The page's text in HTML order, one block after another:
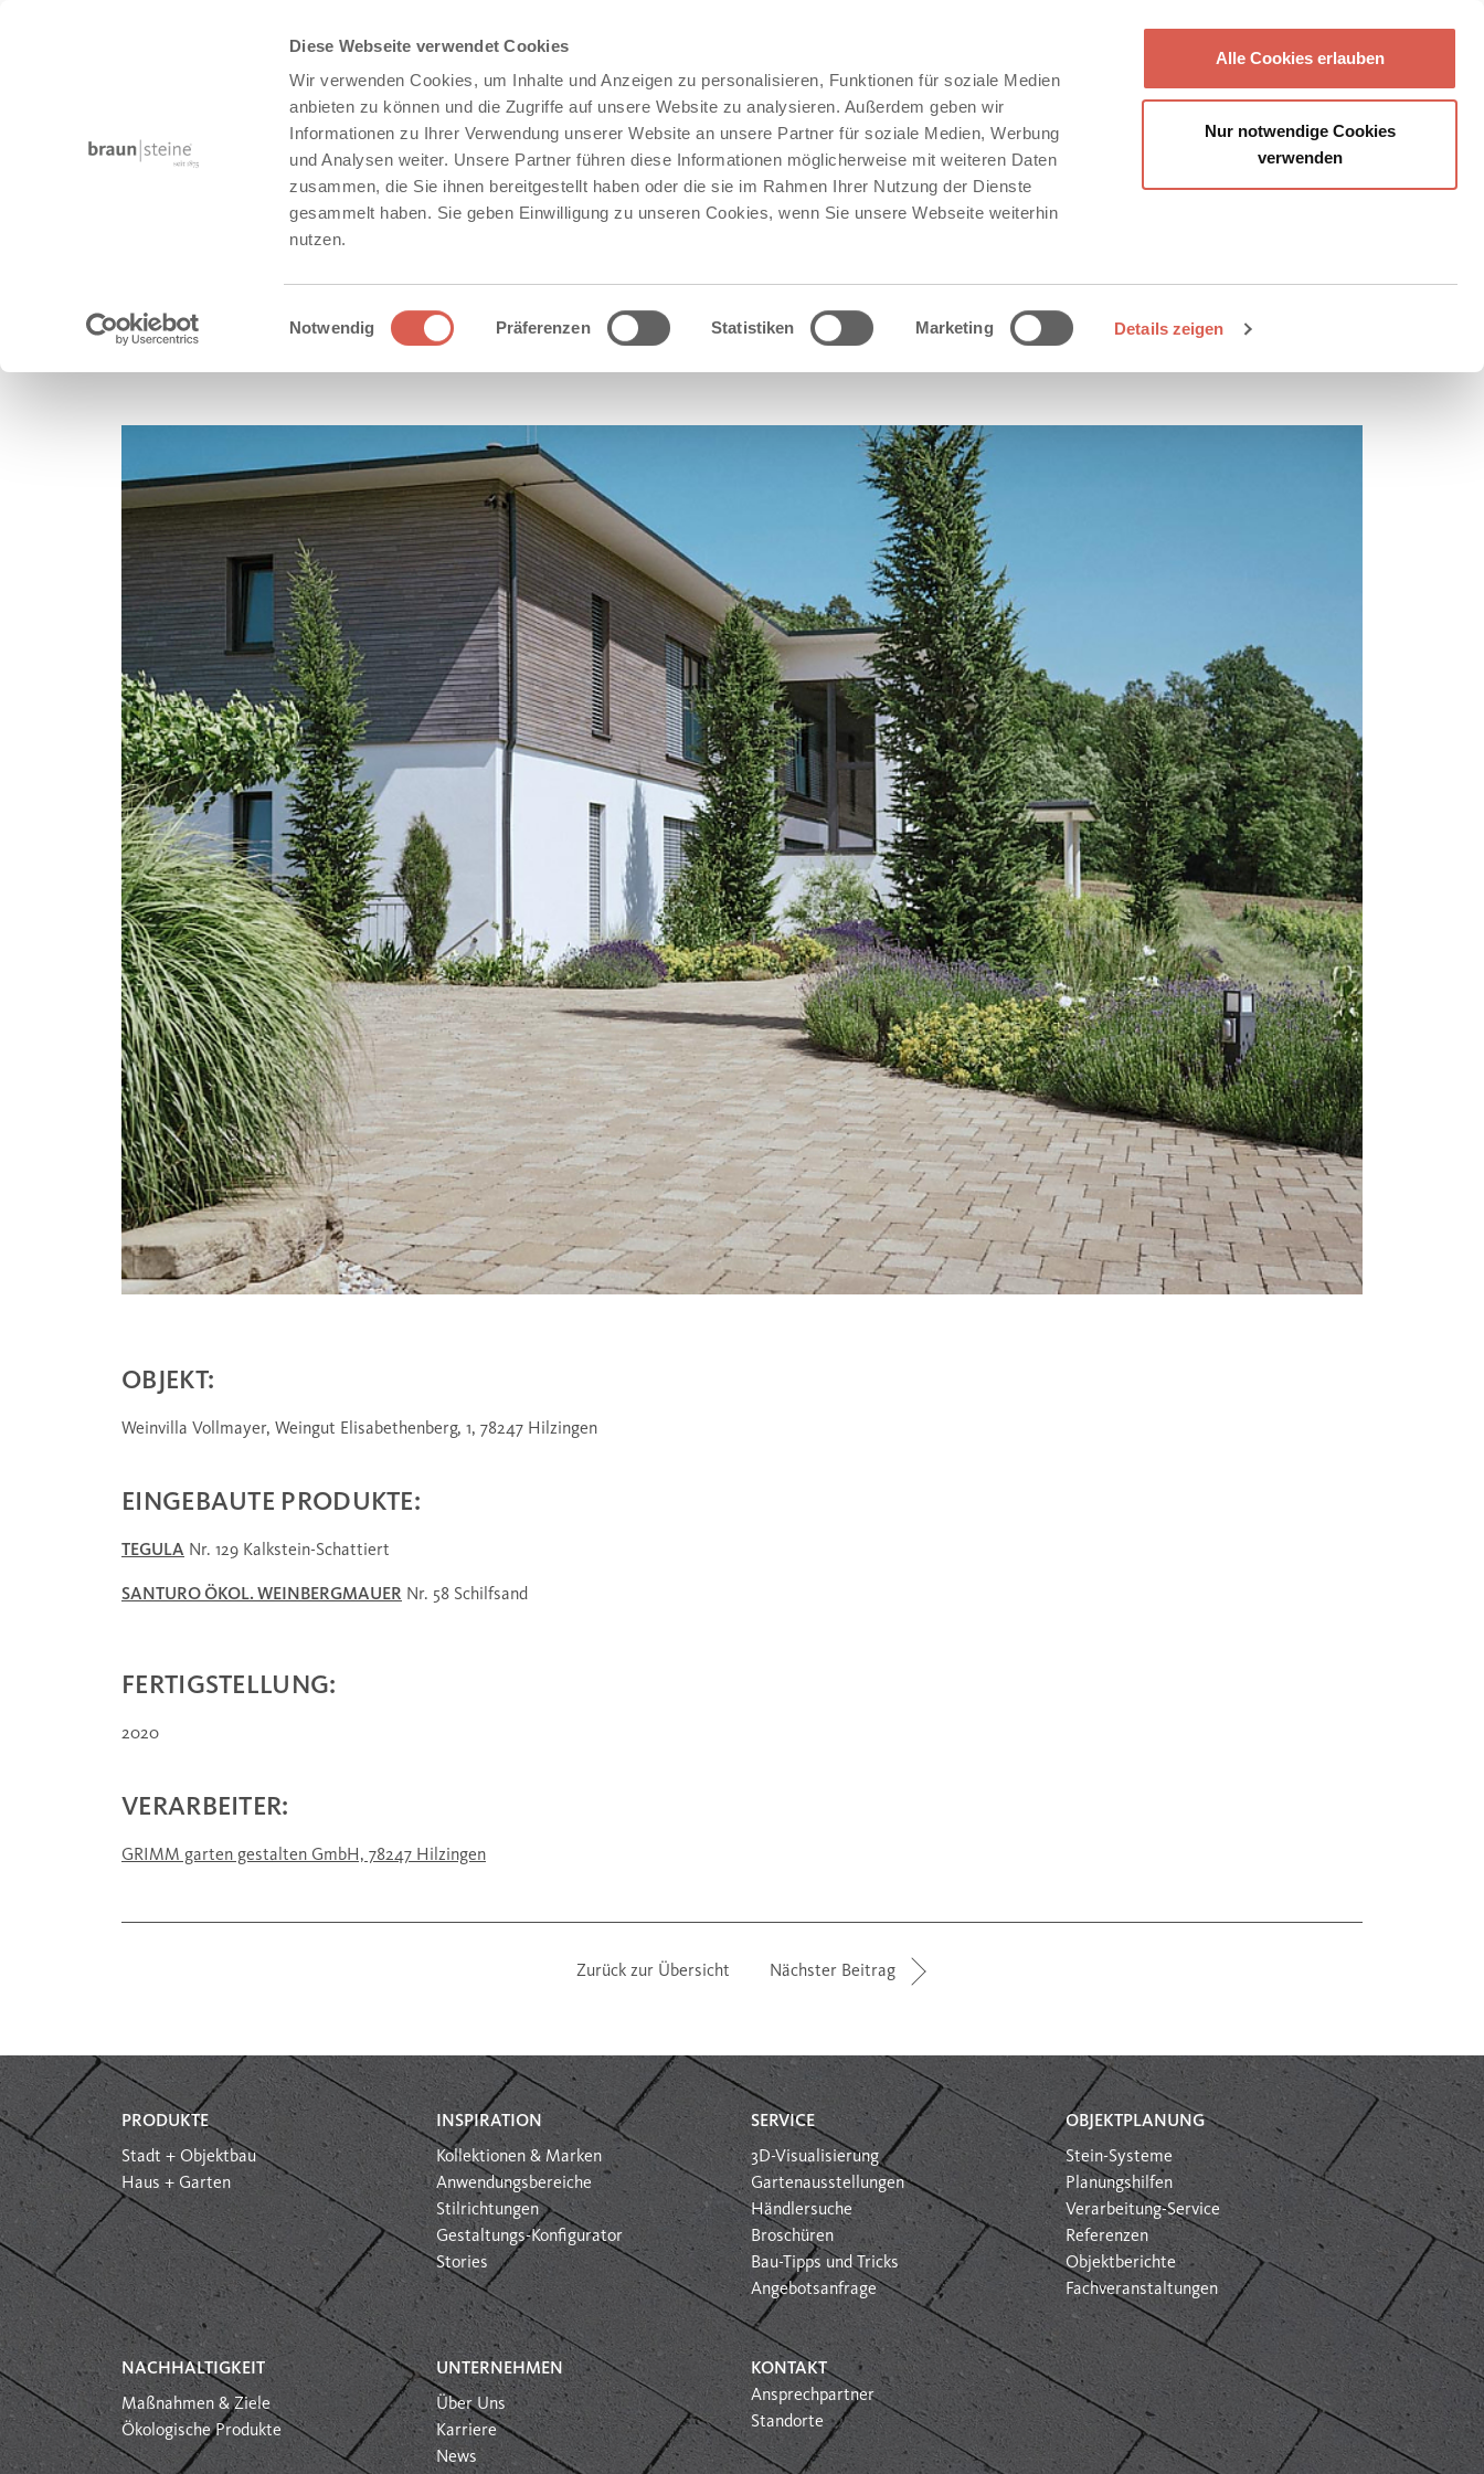
Diese Webseite verwendet Cookies
Wir verwenden Cookies, um Inhalte und Anzeigen zu personalisieren, Funktionen für soziale Medien
anbieten zu können und die Zugriffe auf unsere Website zu analysieren. Außerdem geben wir
Informationen zu Ihrer Verwendung unserer Website an unsere Partner für soziale Medien, Werbung
und Analysen weiter. Unsere Partner führen diese Informationen möglicherweise mit weiteren Daten
zusammen, die Sie ihnen bereitgestellt haben oder die sie im Rahmen Ihrer Nutzung der Dienste
gesammelt haben. Sie geben Einwilligung zu unseren Cookies, wenn Sie unsere Webseite weiterhin
nutzen.
Einwilligungsauswahl
Notwendig Präferenzen Statistiken Marketing Details zeigen
Alle Cookies erlauben
Nur notwendige Cookies
verwenden
TEGULA, SANTURO - WEINVILLA VOLLMAYER, HILZINGEN
OBJEKT:
Weinvilla Vollmayer, Weingut Elisabethenberg, 1, 78247 Hilzingen
EINGEBAUTE PRODUKTE:
TEGULA Nr. 129 Kalkstein-Schattiert
SANTURO ÖKOL. WEINBERGMAUER Nr. 58 Schilfsand
FERTIGSTELLUNG:
2020
VERARBEITER:
GRIMM garten gestalten GmbH, 78247 Hilzingen
Zurück zur Übersicht Nächster Beitrag
PRODUKTE
Stadt + Objektbau
Haus + Garten
INSPIRATION
Kollektionen & Marken
Anwendungsbereiche
Stilrichtungen
Gestaltungs-Konfigurator
Stories
SERVICE
3D-Visualisierung
Gartenausstellungen
Händlersuche
Broschüren
Bau-Tipps und Tricks
Angebotsanfrage
OBJEKTPLANUNG
Stein-Systeme
Planungshilfen
Verarbeitung-Service
Referenzen
Objektberichte
Fachveranstaltungen
NACHHALTIGKEIT
Maßnahmen & Ziele
Ökologische Produkte
UNTERNEHMEN
Über Uns
Karriere
News
KONTAKT
Ansprechpartner
Standorte